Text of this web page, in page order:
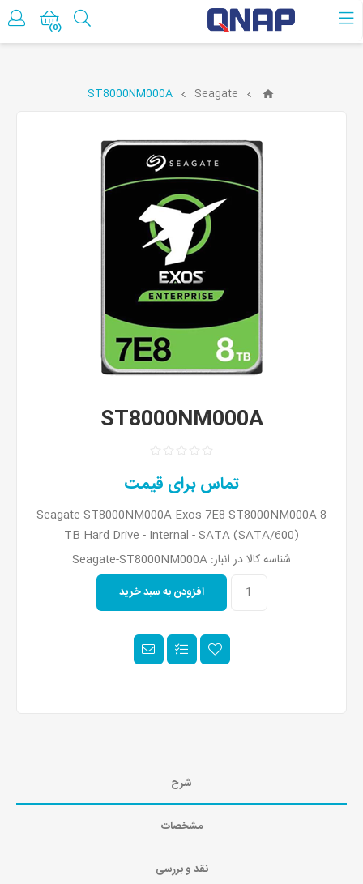
حساب کاربری
(0)
Seagate
ST8000NM000A
ST8000NM000A
تماس برای قیمت
Seagate ST8000NM000A Exos 7E8 ST8000NM000A 8
TB Hard Drive - Internal - SATA (SATA/600)
شناسه کالا در انبار: Seagate-ST8000NM000A
شرح
مشخصات
نقد و بررسی